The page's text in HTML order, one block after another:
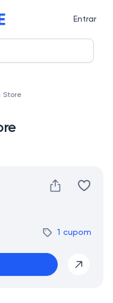
Entrar
Store
1 cupom